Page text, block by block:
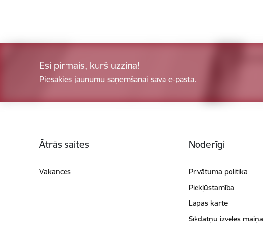
Esi pirmais, kurš uzzina!
Piesakies jaunumu saņemšanai savā e-pastā.
Ātrās saites
Vakances
Noderīgi
Privātuma politika
Piekļūstamība
Lapas karte
Sīkdatņu izvēles maiņa